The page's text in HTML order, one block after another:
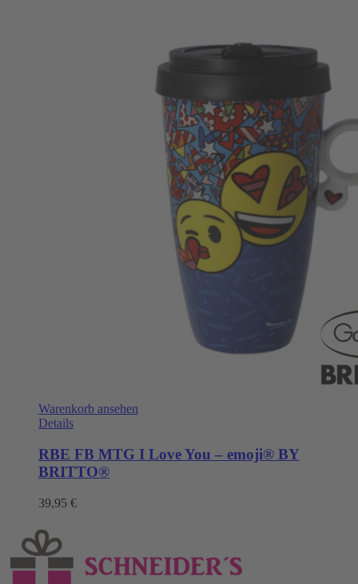
Warenkorb ansehen
Details
RBE FB MTG I Love You – emoji® BY
BRITTO®
39,95 €